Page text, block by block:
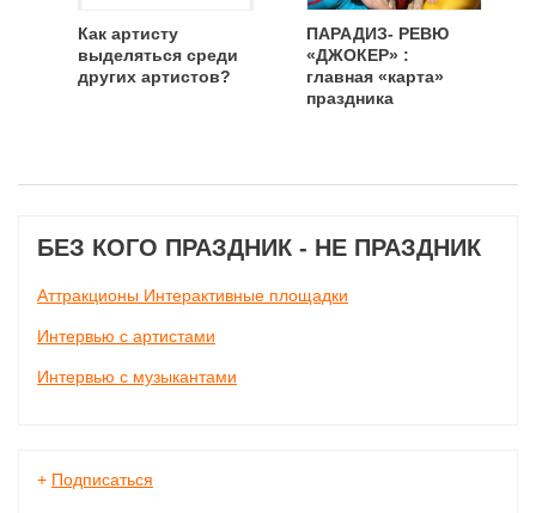
Как артисту
выделяться среди
других артистов?
ПАРАДИЗ- РЕВЮ
«ДЖОКЕР» :
главная «карта»
праздника
БЕЗ КОГО ПРАЗДНИК - НЕ ПРАЗДНИК
Аттракционы Интерактивные площадки
Интервью с артистами
Интервью с музыкантами
+ Подписаться